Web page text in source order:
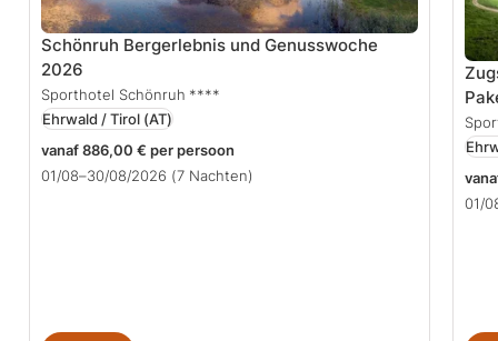
Schönruh Bergerlebnis und Genusswoche
2026
Sporthotel Schönruh ****
Ehrwald / Tirol (AT)
vanaf 886,00 € per persoon
01/08–30/08/2026 (7 Nachten)
01/